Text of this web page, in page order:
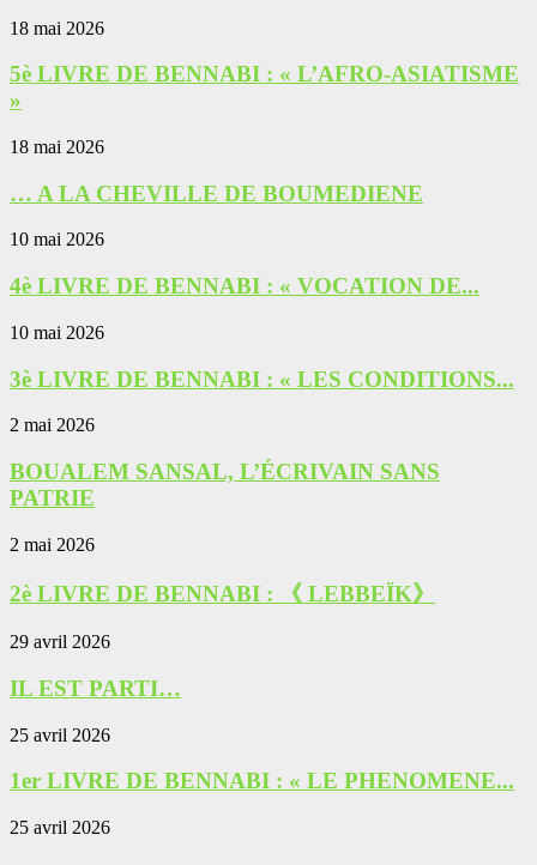
18 mai 2026
5è LIVRE DE BENNABI : « L’AFRO-ASIATISME
»
18 mai 2026
… A LA CHEVILLE DE BOUMEDIENE
10 mai 2026
4è LIVRE DE BENNABI : « VOCATION DE...
10 mai 2026
3è LIVRE DE BENNABI : « LES CONDITIONS...
2 mai 2026
BOUALEM SANSAL, L’ÉCRIVAIN SANS
PATRIE
2 mai 2026
2è LIVRE DE BENNABI : 《 LEBBEÏK》
29 avril 2026
IL EST PARTI…
25 avril 2026
1er LIVRE DE BENNABI : « LE PHENOMENE...
25 avril 2026